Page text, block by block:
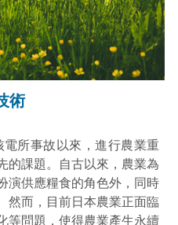
術
所事故以來，進行農業重
的課題。自古以來，農業為
演供應糧食的角色外，同時
然而，目前日本農業正面臨
等問題，使得農業產生永續